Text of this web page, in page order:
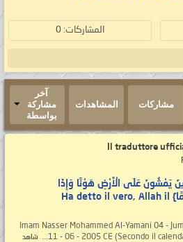
المشاركات: 0
مشاركات المشاهدات
آخر
مشاركة
بواسطة
Il traduttore
يَمْشُونَ عَلَى الْأَرْضِ هَوْنًا وَإِذَا
خَاطَبَهُمُ الْجَاهِلُونَ قَالُوا سَلَامًا} Ha detto il vero, Allah il
- 3 - Imam Nasser Mohammed Al-Yamani 04 -
11 - 06 - 2005 CE (Secondo il
شاهد